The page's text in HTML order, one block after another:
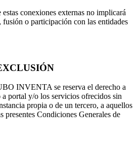
conexiones externas no implicará
o participación con las entidades
INVENTA se reserva el derecho a
a portal y/o los servicios ofrecidos sin
propia o de un tercero, a aquellos
presentes Condiciones Generales de